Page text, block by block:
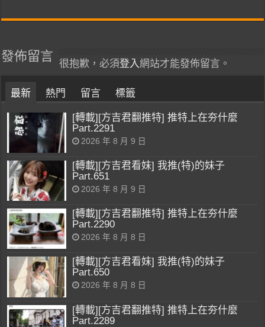
發佈留言
很抱歉，必須登入網站才能發佈留言。
最新 熱門 留言 標籤
[轉載][方吉君翻推特] 推特上在夯什麼
Part.2291
2026 年 8 月 9 日
[轉載][方吉君看妹] 我推(特)的妹子
Part.651
2026 年 8 月 9 日
[轉載][方吉君翻推特] 推特上在夯什麼
Part.2290
2026 年 8 月 8 日
[轉載][方吉君看妹] 我推(特)的妹子
Part.650
2026 年 8 月 8 日
[轉載][方吉君翻推特] 推特上在夯什麼
Part.2289